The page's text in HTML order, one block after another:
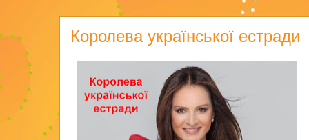
Королева української естради